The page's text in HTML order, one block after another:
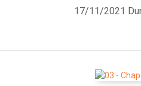
17/11/2021